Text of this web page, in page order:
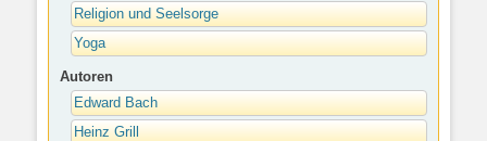
Religion und Seelsorge
Yoga
Autoren
Edward Bach
Heinz Grill